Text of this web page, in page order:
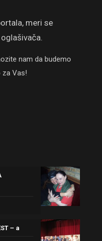
meri se
nam da budemo
za Vas!
– a